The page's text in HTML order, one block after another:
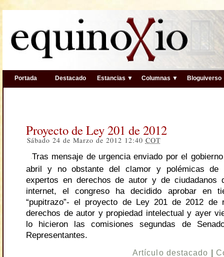
Portada Destacado Estancias ▼ Columnas ▼ Bloguiverso
Proyecto de Ley 201 de 2012
Sábado 24 de Marzo de 2012 12:40 COT
Tras mensaje de urgencia enviado por el
abril y no obstante del clamor y polémicas de
expertos en derechos de autor y de ciudadanos
internet, el congreso ha decidido aprobar en
“pupitrazo”- el proyecto de Ley 201 de 2012 de
derechos de autor y propiedad intelectual y ayer
lo hicieron las comisiones segundas de
Representantes.
Artículo destacado